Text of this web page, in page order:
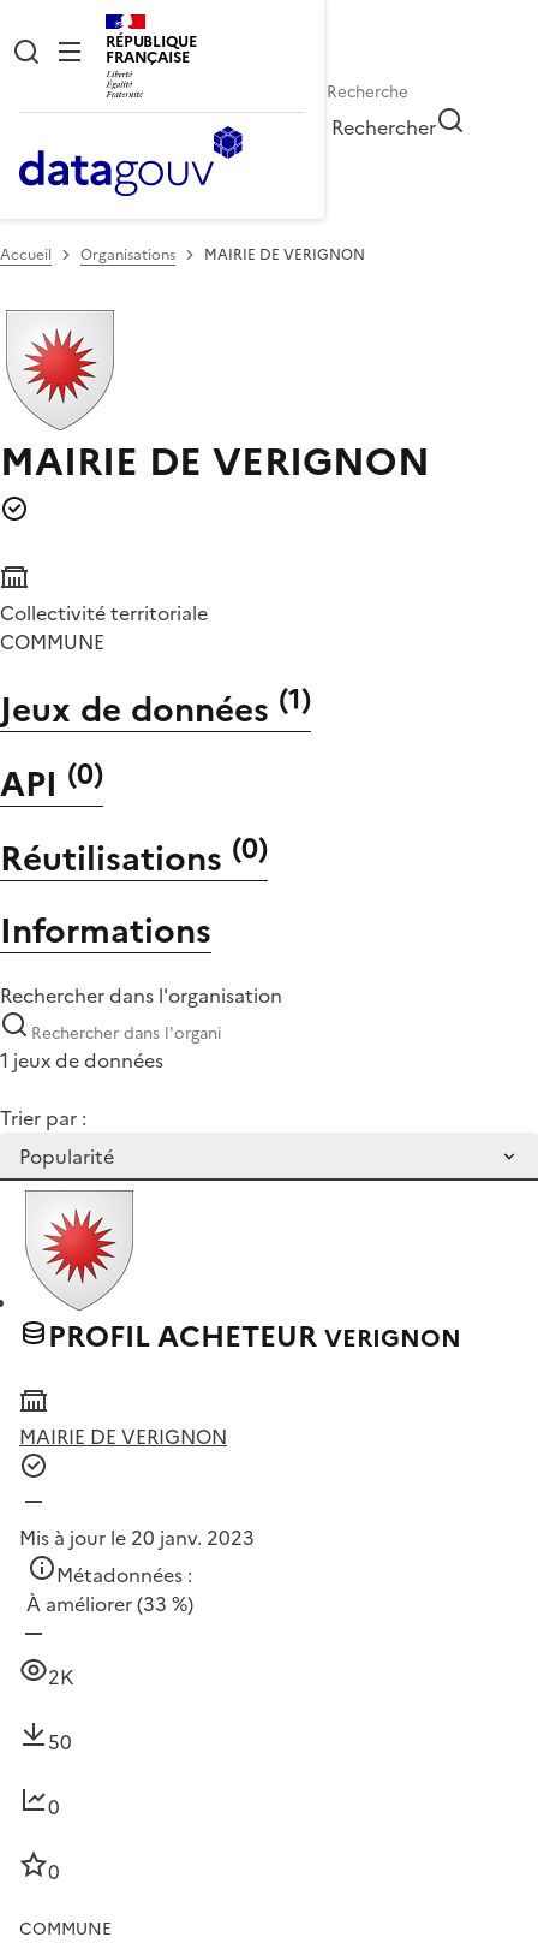
RÉPUBLIQUE
FRANÇAISE
Rechercher
Accueil Organisations MAIRIE DE VERIGNON
MAIRIE DE VERIGNON
Collectivité territoriale
COMMUNE
Jeux de données (1)
API (0)
Réutilisations (0)
Informations
Rechercher dans l'organisation
1 jeux de données
Trier par :
PROFIL ACHETEUR VERIGNON
MAIRIE DE VERIGNON
Mis à jour le 20 janv. 2023
Métadonnées :
À améliorer(33 %)
2K
50
0
0
COMMUNE